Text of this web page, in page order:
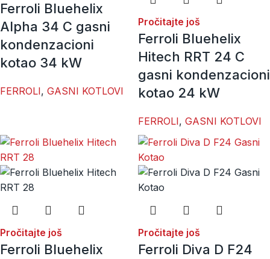
Ferroli Bluehelix
Alpha 34 C gasni
kondenzacioni
kotao 34 kW
FERROLI, GASNI KOTLOVI
Pročitajte još
Ferroli Bluehelix
Hitech RRT 24 C
gasni kondenzacioni
kotao 24 kW
FERROLI, GASNI KOTLOVI
Pročitajte još
Ferroli Bluehelix
Pročitajte još
Ferroli Diva D F24